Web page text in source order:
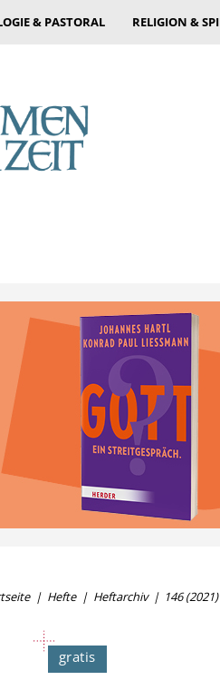
& PASTORAL RELIGION &
Hefte Heftarchiv 146 (2021)